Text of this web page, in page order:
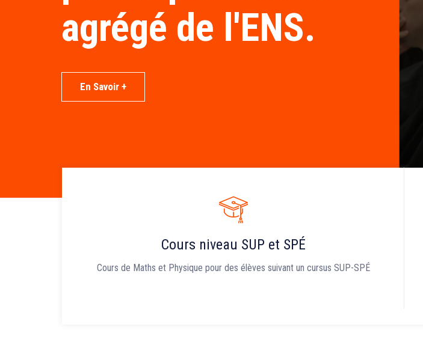
agrégé de l'ENS.
En Savoir +
Cours niveau SUP et SPÉ
Cours de Maths et Physique pour des élèves suivant un cursus SUP-SPÉ